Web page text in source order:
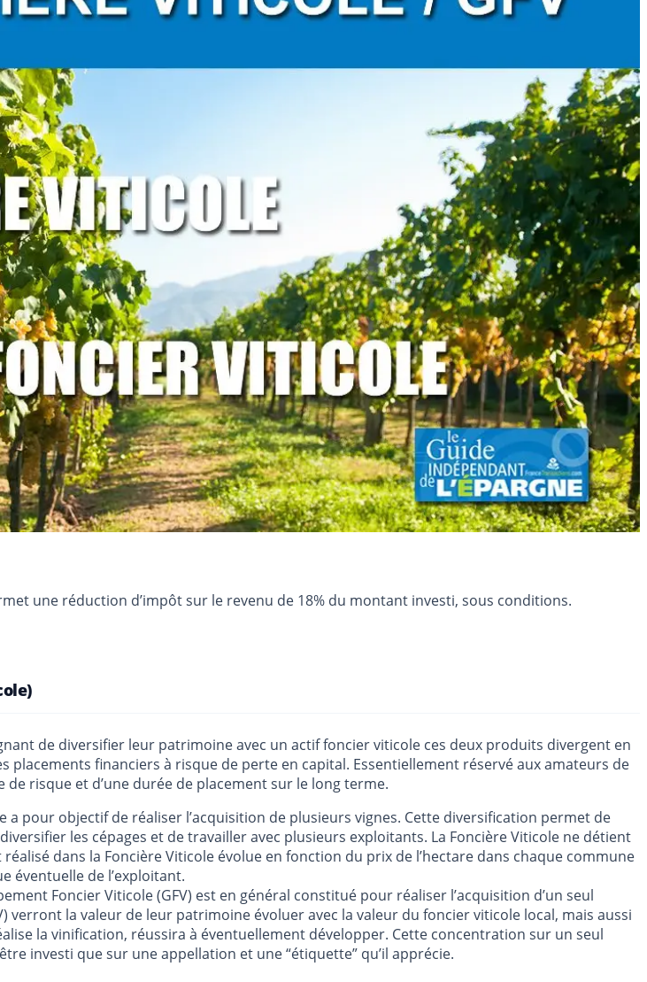
une réduction d’impôt sur le revenu de 18% du montant investi, sous conditions.
de diversifier leur patrimoine avec un actif foncier viticole ces deux produits divergent en
placements financiers à risque de perte en capital. Essentiellement réservé aux amateurs de
risque et d’une durée de placement sur le long terme.
pour objectif de réaliser l’acquisition de plusieurs vignes. Cette diversification permet de
les cépages et de travailler avec plusieurs exploitants. La Foncière Viticole ne détient
dans la Foncière Viticole évolue en fonction du prix de l’hectare dans chaque commune
éventuelle de l’exploitant.
Foncier Viticole (GFV) est en général constitué pour réaliser l’acquisition d’un seul
la valeur de leur patrimoine évoluer avec la valeur du foncier viticole local, mais aussi
la vinification, réussira à éventuellement développer. Cette concentration sur un seul
investi que sur une appellation et une “étiquette” qu’il apprécie.